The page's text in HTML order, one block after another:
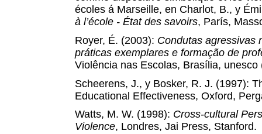
écoles á Marseille, en Charlot, B., y
à l’école - État des savoirs, París,
Royer, É. (2003): Condutas agressivas
práticas exemplares e formação de
Violência nas Escolas, Brasília, unesco
Scheerens, J., y Bosker, R. J. (1997):
Educational Effectiveness, Oxford,
Watts, M. W. (1998): Cross-cultural
Violence, Londres, Jai Press, Stanford.